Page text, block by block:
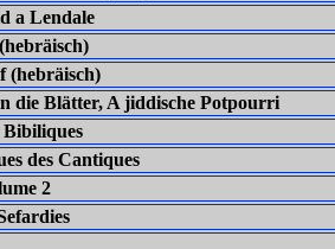
a Lendale
(hebräisch)
die Blätter, A jiddische Potpourri
des Cantiques
2